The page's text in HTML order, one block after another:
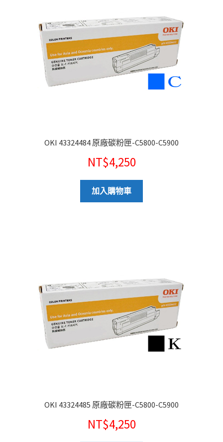
OKI 43324484 原廠碳粉匣-C5800-C5900
NT$4,250
加入購物車
OKI 43324485 原廠碳粉匣-C5800-C5900
NT$4,250